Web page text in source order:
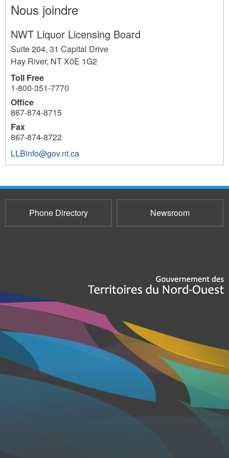
Nous joindre
NWT Liquor Licensing Board
Suite 204, 31 Capital Drive
Hay River, NTX0E 1G2
Toll Free
1-800-351-7770
Office
867-874-8715
Fax
867-874-8722
LLBinfo@gov.nt.ca
8778
Phone Directory Newsroom